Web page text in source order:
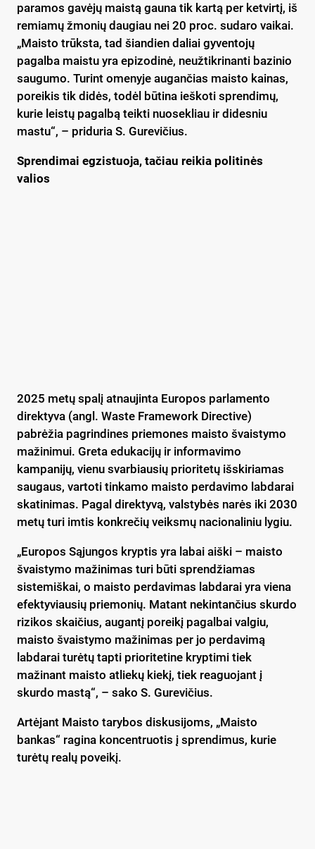
paramos gavėjų maistą gauna tik kartą per ketvirtį, iš
remiamų žmonių daugiau nei 20 proc. sudaro vaikai.
„Maisto trūksta, tad šiandien daliai gyventojų
pagalba maistu yra epizodinė, neužtikrinanti bazinio
saugumo. Turint omenyje augančias maisto kainas,
poreikis tik didės, todėl būtina ieškoti sprendimų,
kurie leistų pagalbą teikti nuosekliau ir didesniu
mastu“, – priduria S. Gurevičius.
Sprendimai egzistuoja, tačiau reikia politinės
valios
2025 metų spalį atnaujinta Europos parlamento
direktyva (angl. Waste Framework Directive)
pabrėžia pagrindines priemones maisto švaistymo
mažinimui. Greta edukacijų ir informavimo
kampanijų, vienu svarbiausių prioritetų išskiriamas
saugaus, vartoti tinkamo maisto perdavimo labdarai
skatinimas. Pagal direktyvą, valstybės narės iki 2030
metų turi imtis konkrečių veiksmų nacionaliniu lygiu.
„Europos Sąjungos kryptis yra labai aiški – maisto
švaistymo mažinimas turi būti sprendžiamas
sistemiškai, o maisto perdavimas labdarai yra viena
efektyviausių priemonių. Matant nekintančius skurdo
rizikos skaičius, augantį poreikį pagalbai valgiu,
maisto švaistymo mažinimas per jo perdavimą
labdarai turėtų tapti prioritetine kryptimi tiek
mažinant maisto atliekų kiekį, tiek reaguojant į
skurdo mastą“, – sako S. Gurevičius.
Artėjant Maisto tarybos diskusijoms, „Maisto
bankas“ ragina koncentruotis į sprendimus, kurie
turėtų realų poveikį.